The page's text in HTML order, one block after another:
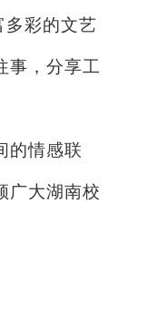
多彩的文艺
事，分享工
的情感联
广大湖南校